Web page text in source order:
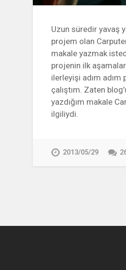
Uzun süredir yavaş
projem olan
makale yazmak
projenin ilk
ilerleyişi adım adım
çalıştım. Zaten
yazdığım makale
ilgiliydi.
2013/05/29